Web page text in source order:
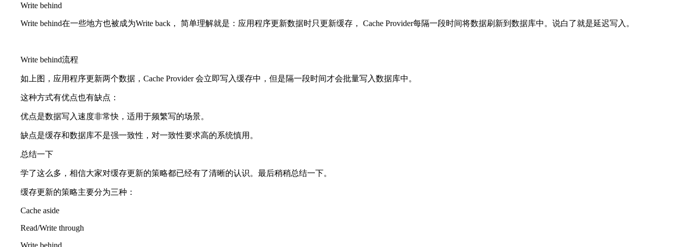
Write behind
Write behind在一些地方也被成为Write back， 简单理解就是：应用程序更新数据时只更新缓存， Cache Provider每隔一段时间将数据刷新到数据库中。说白了就是延迟写入。
Write behind流程
如上图，应用程序更新两个数据，Cache Provider 会立即写入缓存中，但是隔一段时间才会批量写入数据库中。
这种方式有优点也有缺点：
优点是数据写入速度非常快，适用于频繁写的场景。
缺点是缓存和数据库不是强一致性，对一致性要求高的系统慎用。
总结一下
学了这么多，相信大家对缓存更新的策略都已经有了清晰的认识。最后稍稍总结一下。
缓存更新的策略主要分为三种：
Cache aside
Read/Write through
Write behind